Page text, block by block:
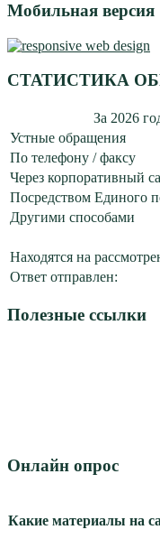
Мобильная версия
СТАТИСТИКА
За 2026
Устные обращения
По телефону / факсу
Через корпоративный
Посредством Единого
Другими способами
Находятся на
Ответ отправлен:
Полезные ссылки
Онлайн опрос
Какие материалы на